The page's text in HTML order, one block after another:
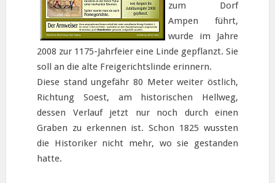
zum Dorf
Ampen führt,
wurde im Jahre
2008 zur 1175-Jahrfeier eine Linde gepflanzt. Sie
soll an die alte Freigerichtslinde erinnern.
Diese stand ungefähr 80 Meter weiter östlich,
Richtung Soest, am historischen Hellweg,
dessen Verlauf jetzt nur noch durch einen
Graben zu erkennen ist. Schon 1825 wussten
die Historiker nicht mehr, wo sie gestanden
hatte.